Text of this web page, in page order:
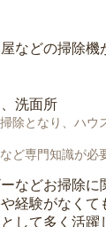
などの掃除
洗面所
除となり、ハウ
ど専門知識が必
などお掃除に
経験がなくて
して多く活躍